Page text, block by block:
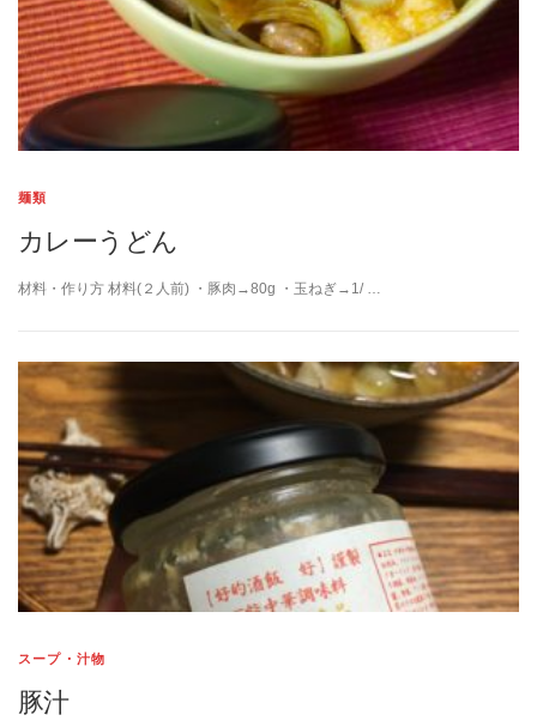
麺類
カレーうどん
材料・作り方 材料(２人前) ・豚肉→80g ・玉ねぎ→1/ …
スープ・汁物
豚汁